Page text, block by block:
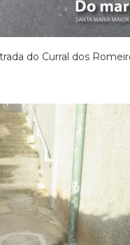
do Curral dos